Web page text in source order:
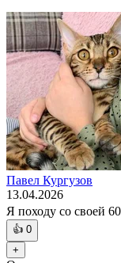
Павел Кургузов
13.04.2026
Я походу со своей
👍 0
+